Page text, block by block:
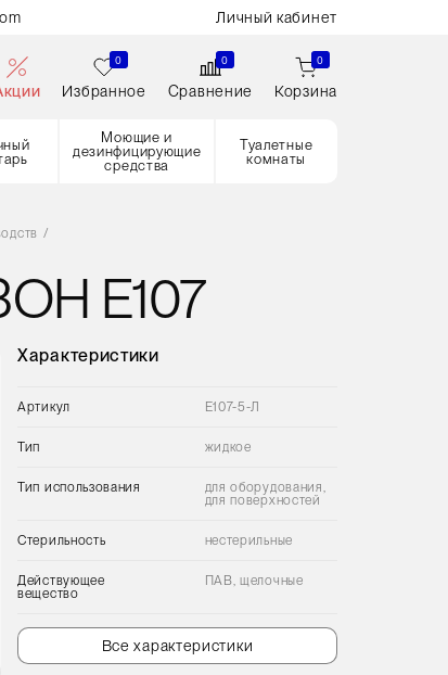
Личный кабинет
0
Избранное
0
Сравнение
0
Корзина
Моющие и
дезинфицирующие
средства
Туалетные
комнаты
/
E107
Характеристики
Артикул E107-5-Л
Тип жидкое
Тип использования
для оборудования,
для поверхностей
Стерильность нестерильные
Действующее
вещество
ПАВ, щелочные
Все характеристики